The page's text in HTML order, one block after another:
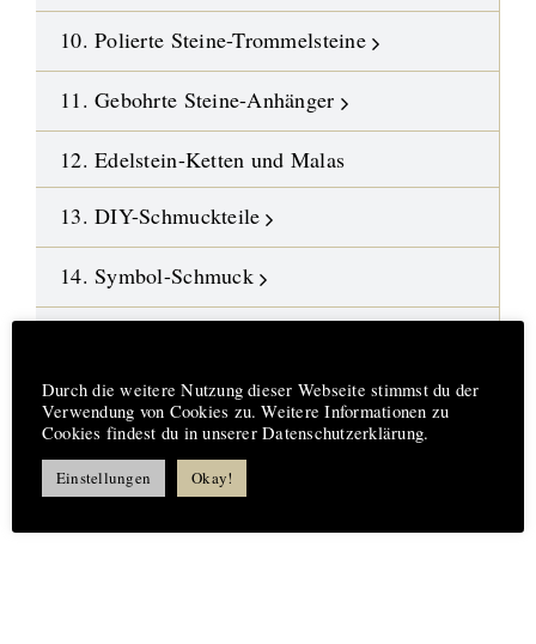
10. Polierte Steine-Trommelsteine
11. Gebohrte Steine-Anhänger
12. Edelstein-Ketten und Malas
13. DIY-Schmuckteile
14. Symbol-Schmuck
16.
Neue Highlights
17. Aufträge-Reparaturen
18. %%% Best Deals
Durch die weitere Nutzung dieser Webseite stimmst du der
Verwendung von Cookies zu. Weitere Informationen zu
Cookies findest du in unserer Datenschutzerklärung.
Einstellungen Okay!